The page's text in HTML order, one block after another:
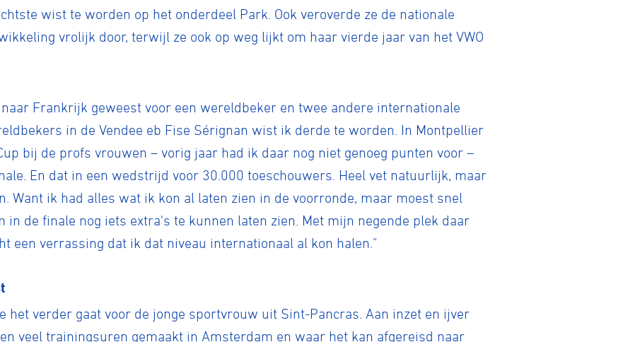
wist te worden op het onderdeel Park. Ook veroverde ze de nationale
vrolijk door, terwijl ze ook op weg lijkt om haar vierde jaar van het VWO
Frankrijk geweest voor een wereldbeker en twee andere internationale
in de Vendee eb Fise Sérignan wist ik derde te worden. In Montpellier
bij de profs vrouwen – vorig jaar had ik daar nog niet genoeg punten voor –
En dat in een wedstrijd voor 30.000 toeschouwers. Heel vet natuurlijk, maar
Want ik had alles wat ik kon al laten zien in de voorronde, maar moest snel
in de finale nog iets extra's te kunnen laten zien. Met mijn negende plek daar
een verrassing dat ik dat niveau internationaal al kon halen."
het verder gaat voor de jonge sportvrouw uit Sint-Pancras. Aan inzet en ijver
veel trainingsuren gemaakt in Amsterdam en waar het kan afgereisd naar